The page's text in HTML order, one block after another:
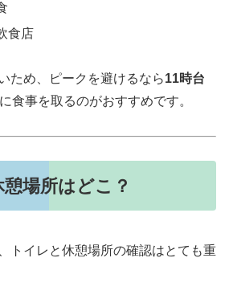
食店
ため、ピークを避けるなら11時台
に食事を取るのがおすすめです。
憩場所はどこ？
トイレと休憩場所の確認はとても重